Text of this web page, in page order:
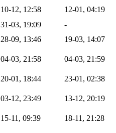
10-12, 12:58
12-01, 04:19
31-03, 19:09 -
28-09, 13:46 19-03, 14:07
04-03, 21:58 04-03, 21:59
20-01, 18:44 23-01, 02:38
03-12, 23:49 13-12, 20:19
15-11, 09:39 18-11, 21:28